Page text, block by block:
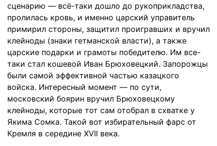
сценарию — всё-таки дошло до рукоприкладства,
пролилась кровь, и именно царский управитель
примирил стороны, защитил проигравших и вручил
клейноды (знаки гетманской власти), а также
царские подарки и грамоты победителю. Им все-
таки стал кошевой Иван Брюховецкий. Запорожцы
были самой эффективной частью казацкого
войска. Интересный момент — по сути,
московский боярин вручил Брюховецкому
клейноды, которые тот сам отобрал в схватке у
Якима Сомка. Такой вот избирательный фарс от
Кремля в середине XVII века.